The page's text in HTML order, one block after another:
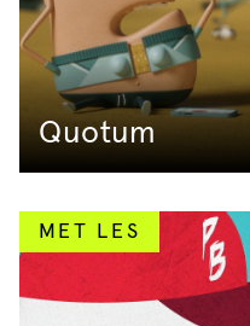
Quotum
MET LES